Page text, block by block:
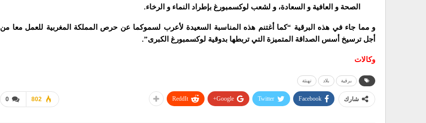
الصحة و العافية و السعادة، و لشعب لوكسمبورغ بإطراد النماء و الرخاء.
و مما جاء في هذه البرقية “كما أغتنم هذه المناسبة السعيدة لأعرب لسموكما عن حرص المملكة المغربية للعمل معا من
أجل ترسيخ أسس الصداقة المتميزة التي تربطها بدوقية لوكسمبورغ الكبرى”.
وكالات
برقية بلاد تهنئة
0 802 شارك Facebook
Twitter
Google+
ReddIt